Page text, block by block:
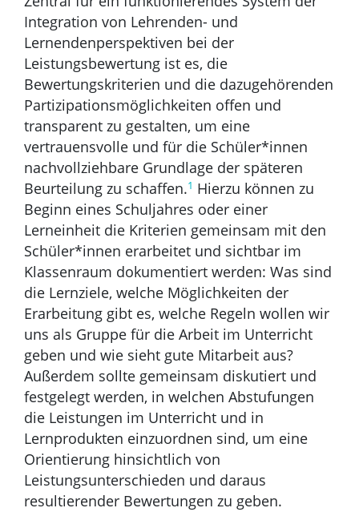
Integration von Lehrenden- und
Lernendenperspektiven bei der
Leistungsbewertung ist es, die
Bewertungskriterien und die dazugehörenden
Partizipationsmöglichkeiten offen und
transparent zu gestalten, um eine
vertrauensvolle und für die Schüler*innen
nachvollziehbare Grundlage der späteren
Beurteilung zu schaffen.1 Hierzu können zu
Beginn eines Schuljahres oder einer
Lerneinheit die Kriterien gemeinsam mit den
Schüler*innen erarbeitet und sichtbar im
Klassenraum dokumentiert werden: Was sind
die Lernziele, welche Möglichkeiten der
Erarbeitung gibt es, welche Regeln wollen wir
uns als Gruppe für die Arbeit im Unterricht
geben und wie sieht gute Mitarbeit aus?
Außerdem sollte gemeinsam diskutiert und
festgelegt werden, in welchen Abstufungen
die Leistungen im Unterricht und in
Lernprodukten einzuordnen sind, um eine
Orientierung hinsichtlich von
Leistungsunterschieden und daraus
resultierender Bewertungen zu geben.